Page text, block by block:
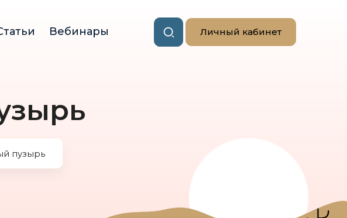
Личный кабинет
Вебинары
пузырь